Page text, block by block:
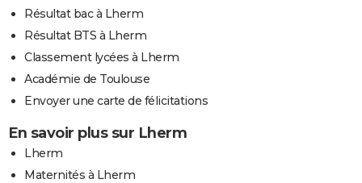
Résultat bac à Lherm
Résultat BTS à Lherm
Classement lycées à Lherm
Académie de Toulouse
Envoyer une carte de félicitations
En savoir plus sur Lherm
Lherm
Maternités à Lherm